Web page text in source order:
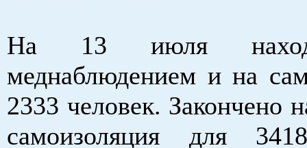
На 13 июля
меднаблюдением и на
2333 человек. Закончено
самоизоляция для